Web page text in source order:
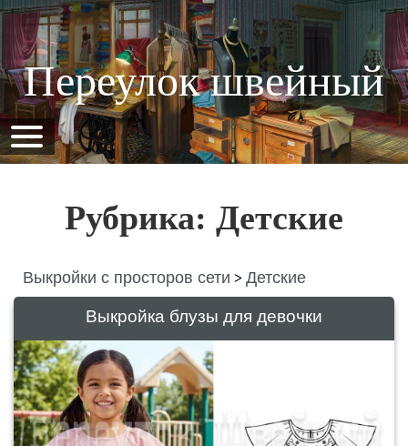
Переулок швейный
Рубрика: Детские
Выкройки с просторов сети > Детские
Выкройка блузы для девочки